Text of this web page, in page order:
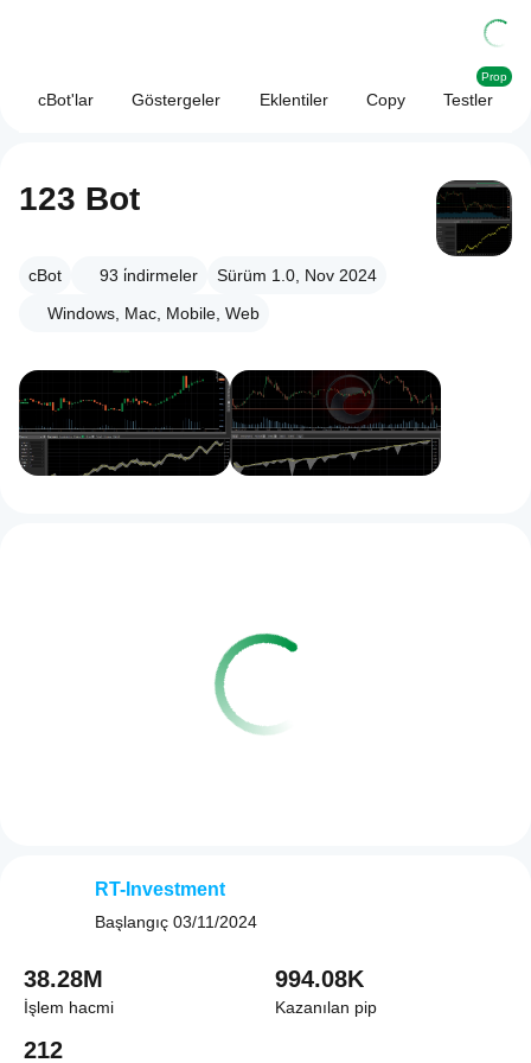
cBot'lar Göstergeler Eklentiler Copy Testler
Prop
123 Bot
cBot 93 i̇ndirmeler
Sürüm 1.0, Nov 2024
Windows, Mac, Mobile, Web
RT-Investment
Başlangıç 03/11/2024
38.28M
İşlem hacmi
994.08K
Kazanılan pip
212